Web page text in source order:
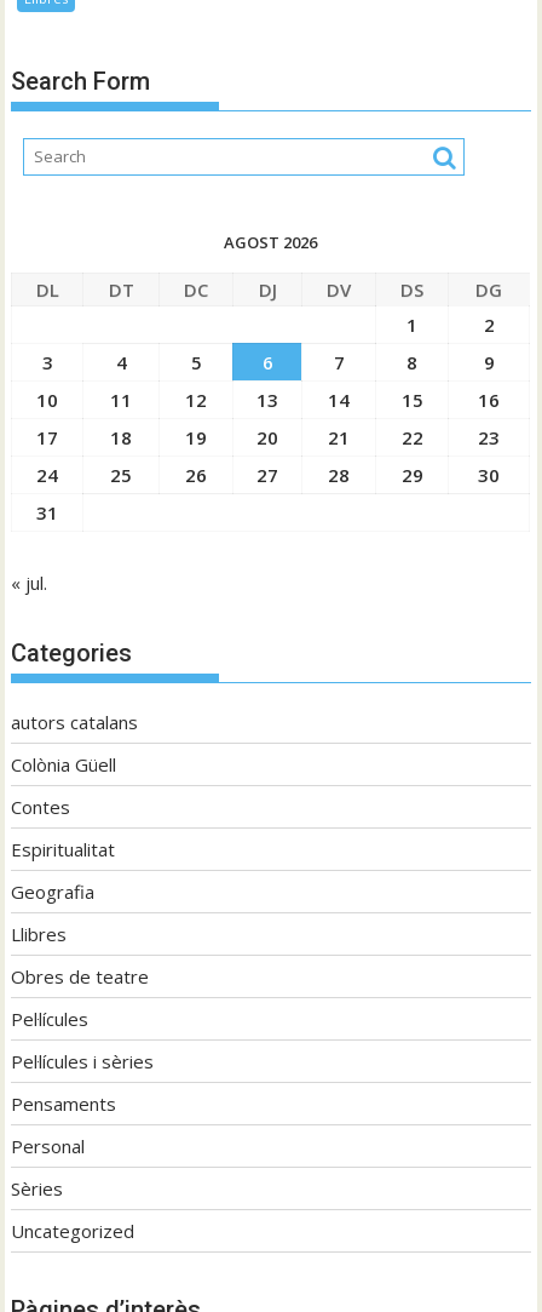
Search Form
AGOST 2026
DL DT DC DJ DV DS
DG
1
2
3
4 5 6 7 8
9
10
11 12 13 14 15
16
17
18 19 20 21 22
23
24
25 26 27 28 29
30
31
« jul.
Categories
autors catalans
Colònia Güell
Contes
Espiritualitat
Geografia
Llibres
Obres de teatre
Pel·lícules
Pel·lícules i sèries
Pensaments
Personal
Sèries
Uncategorized